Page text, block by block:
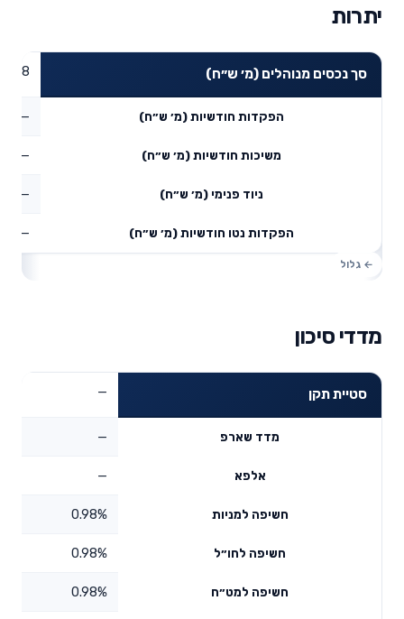
יתרות
סך נכסים מנוהלים (מ׳ ש״ח) 0.98
הפקדות חודשיות (מ׳ ש״ח) —
משיכות חודשיות (מ׳ ש״ח) —
ניוד פנימי (מ׳ ש״ח) —
הפקדות נטו חודשיות (מ׳ ש״ח) —
מדדי סיכון
סטיית תקן —
מדד שארפ —
אלפא —
חשיפה למניות 0.98%
חשיפה לחו״ל 0.98%
חשיפה למט״ח 0.98%